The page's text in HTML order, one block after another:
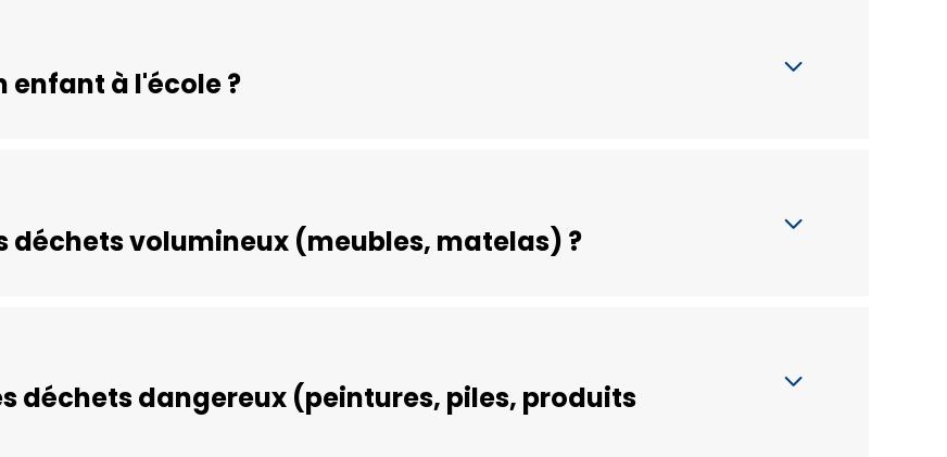
enfant à l'école ?
déchets volumineux (meubles, matelas) ?
déchets dangereux (peintures, piles, produits